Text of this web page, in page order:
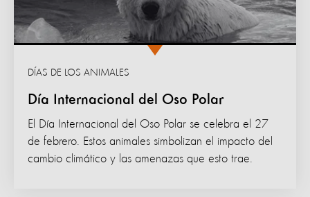
Día Internacional del Oso Polar
DÍAS DE LOS ANIMALES
El Día Internacional del Oso Polar se celebra el 27
de febrero. Estos animales simbolizan el impacto del
cambio climático y las amenazas que esto trae.